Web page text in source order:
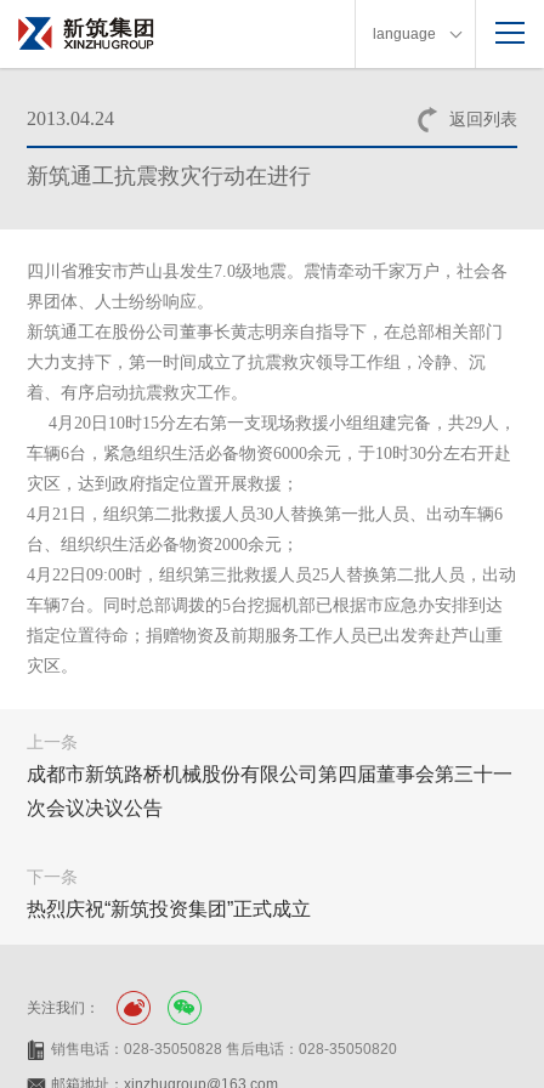
language
返回列表
2013.04.24
新筑通工抗震救灾行动在进行
四川省雅安市芦山县发生7.0级地震。震情牵动千家万户，社会各
界团体、人士纷纷响应。
新筑通工在股份公司董事长黄志明亲自指导下，在总部相关部门
大力支持下，第一时间成立了抗震救灾领导工作组，冷静、沉
着、有序启动抗震救灾工作。
4月20日10时15分左右第一支现场救援小组组建完备，共29人，
车辆6台，紧急组织生活必备物资6000余元，于10时30分左右开赴
灾区，达到政府指定位置开展救援；
4月21日，组织第二批救援人员30人替换第一批人员、出动车辆6
台、组织织生活必备物资2000余元；
4月22日09:00时，组织第三批救援人员25人替换第二批人员，出动
车辆7台。同时总部调拨的5台挖掘机部已根据市应急办安排到达
指定位置待命；捐赠物资及前期服务工作人员已出发奔赴芦山重
灾区。
上一条
成都市新筑路桥机械股份有限公司第四届董事会第三十一
次会议决议公告
下一条
热烈庆祝“新筑投资集团”正式成立
关注我们：
销售电话：028-35050828 售后电话：028-35050820
邮箱地址：xinzhugroup@163.com